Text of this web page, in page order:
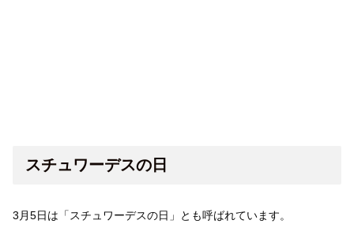
スチュワーデスの日
3月5日は「スチュワーデスの日」とも呼ばれています。